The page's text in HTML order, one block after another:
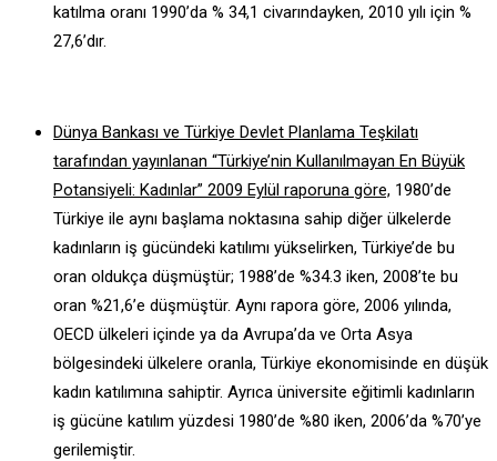
katılma oranı 1990’da % 34,1 civarındayken, 2010 yılı için %
27,6’dır.
Dünya Bankası ve Türkiye Devlet Planlama Teşkilatı
tarafından yayınlanan “Türkiye’nin Kullanılmayan En Büyük
Potansiyeli: Kadınlar” 2009 Eylül raporuna göre, 1980’de
Türkiye ile aynı başlama noktasına sahip diğer ülkelerde
kadınların iş gücündeki katılımı yükselirken, Türkiye’de bu
oran oldukça düşmüştür; 1988’de %34.3 iken, 2008’te bu
oran %21,6’e düşmüştür. Aynı rapora göre, 2006 yılında,
OECD ülkeleri içinde ya da Avrupa’da ve Orta Asya
bölgesindeki ülkelere oranla, Türkiye ekonomisinde en düşük
kadın katılımına sahiptir. Ayrıca üniversite eğitimli kadınların
iş gücüne katılım yüzdesi 1980’de %80 iken, 2006’da %70’ye
gerilemiştir.